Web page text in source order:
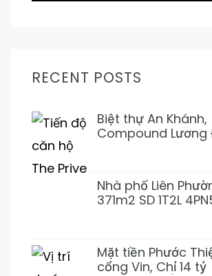
RECENT POSTS
Biệt thự An Khánh,
Compound Lương
Nhà phố Liên
371m2 SD 1T2L
Mặt tiền Phước
cổng Vin, Chỉ 14 tỷ